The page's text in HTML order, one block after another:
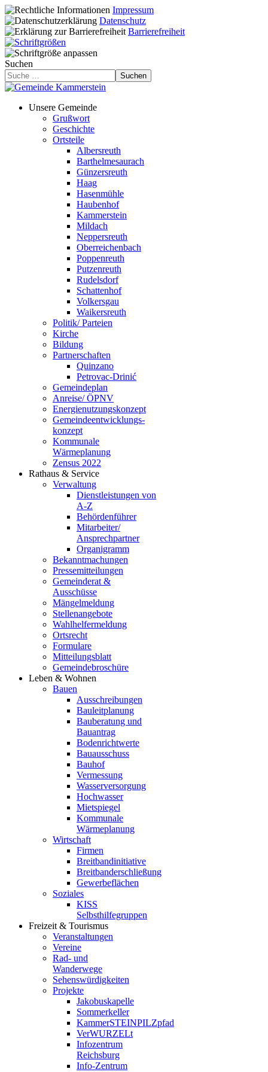
Impressum
Datenschutz
Barrierefreiheit
Suchen
Suchen
Unsere Gemeinde
Grußwort
Geschichte
Ortsteile
Albersreuth
Barthelmesaurach
Günzersreuth
Haag
Hasenmühle
Haubenhof
Kammerstein
Mildach
Neppersreuth
Oberreichenbach
Poppenreuth
Putzenreuth
Rudelsdorf
Schattenhof
Volkersgau
Waikersreuth
Politik/ Parteien
Kirche
Bildung
Partnerschaften
Quinzano
Petrovac-Drinić
Gemeindeplan
Anreise/ ÖPNV
Energienutzungskonzept
Gemeindeentwicklungs­
konzept
Kommunale
Wärmeplanung
Zensus 2022
Rathaus & Service
Verwaltung
Dienstleistungen von
A-Z
Behördenführer
Mitarbeiter/
Ansprechpartner
Organigramm
Bekanntmachungen
Pressemitteilungen
Gemeinderat &
Ausschüsse
Mängelmeldung
Stellenangebote
Wahlhelfermeldung
Ortsrecht
Formulare
Mitteilungsblatt
Gemeindebroschüre
Leben & Wohnen
Bauen
Ausschreibungen
Bauleitplanung
Bauberatung und
Bauantrag
Bodenrichtwerte
Bauausschuss
Bauhof
Vermessung
Wasserversorgung
Hochwasser
Mietspiegel
Kommunale
Wärmeplanung
Wirtschaft
Firmen
Breitbandinitiative
Breitbanderschließung
Gewerbeflächen
Soziales
KISS
Selbsthilfegruppen
Freizeit & Tourismus
Veranstaltungen
Vereine
Rad- und
Wanderwege
Sehenswürdigkeiten
Projekte
Jakobuskapelle
Sommerkeller
KammerSTEINPILZpfad
VerWURZELt
Infozentrum
Reichsburg
Info-Zentrum